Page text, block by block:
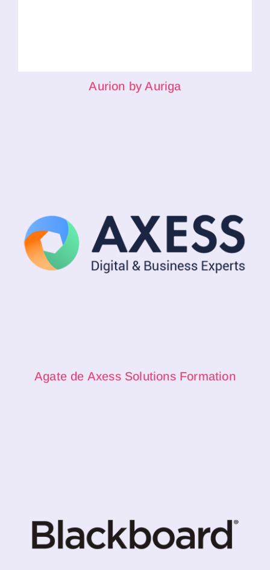
Aurion by Auriga
Agate de Axess Solutions Formation